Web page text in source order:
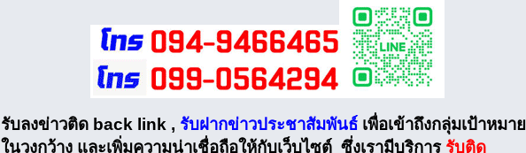
รับลงข่าวติด back link , รับฝากข่าวประชาสัมพันธ์เพื่อเข้าถึงกลุ่มเป้าหมาย
ในวงกว้าง และเพิ่มความน่าเชื่อถือให้กับเว็บไซต์ ซึ่งเรามีบริการ รับติด